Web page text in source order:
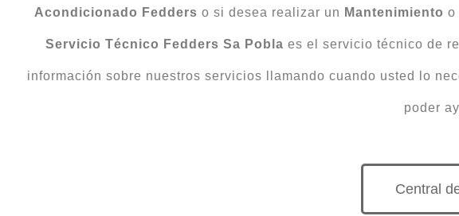
Acondicionado Fedders o si desea realizar un Mantenimiento o
Servicio Técnico Fedders Sa Pobla es el servicio técnico de
información sobre nuestros servicios llamando cuando usted lo
poder
Central